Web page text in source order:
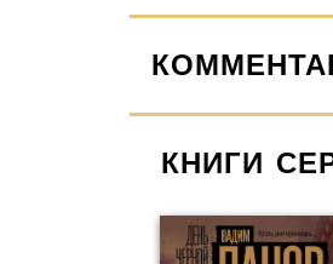
КНИГИ